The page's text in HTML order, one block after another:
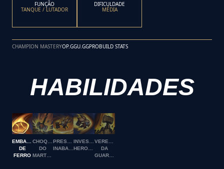
FUNÇÃO
TANQUE / LUTADOR
DIFICULDADE
MÉDIA
CHAMPION MASTERYOP.GGU.GGPROBUILD STATS
HABILIDADES
EMBAIXADORA
DE
FERRO
CHOQUE
DO
PRESENÇA
INABALÁVEL
INVESTIDAVEREDITO
DA
GUARDIÃ